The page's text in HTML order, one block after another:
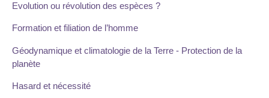
Evolution ou révolution des espèces ?
Formation et filiation de l’homme
Géodynamique et climatologie de la Terre - Protection de la
planète
Hasard et nécessité